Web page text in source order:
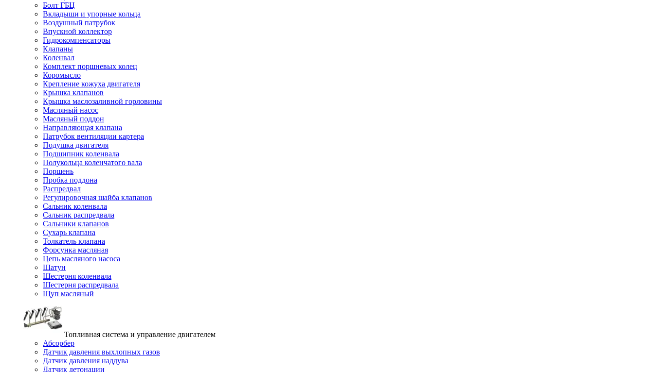
Болт ГБЦ
Вкладыши и упорные кольца
Воздушный патрубок
Впускной коллектор
Гидрокомпенсаторы
Клапаны
Коленвал
Комплект поршневых колец
Коромысло
Крепление кожуха двигателя
Крышка клапанов
Крышка маслозаливной горловины
Масляный насос
Масляный поддон
Направляющая клапана
Патрубок вентиляции картера
Подушка двигателя
Подшипник коленвала
Полукольца коленчатого вала
Поршень
Пробка поддона
Распредвал
Регулировочная шайба клапанов
Сальник коленвала
Сальник распредвала
Сальники клапанов
Сухарь клапана
Толкатель клапана
Форсунка масляная
Цепь масляного насоса
Шатун
Шестерня коленвала
Шестерня распредвала
Щуп масляный
Топливная система и управление двигателем
Абсорбер
Датчик давления выхлопных газов
Датчик давления наддува
Датчик детонации